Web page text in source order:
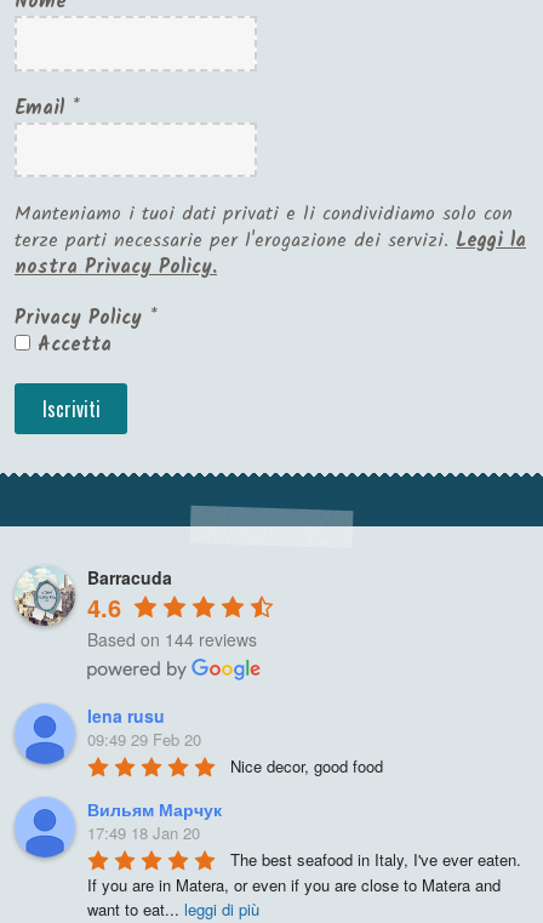
Email *
Manteniamo i tuoi dati privati e li condividiamo solo con
terze parti necessarie per l'erogazione dei servizi. Leggi la
nostra Privacy Policy.
Privacy Policy *
Accetta
Barracuda
4.6
Based on 144 reviews
lena rusu
09:49 29 Feb 20
Nice decor, good food
Вильям Марчук
17:49 18 Jan 20
The best seafood in Italy, I've ever eaten.
If you are in Matera, or even if you are close to Matera and
want to eat... leggi di più